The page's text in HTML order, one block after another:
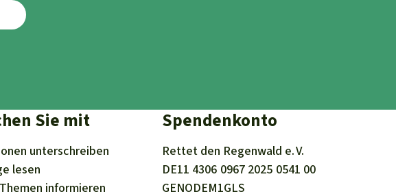
Sie mit
unterschreiben
lesen
Themen informieren
Spendenkonto
Rettet den Regenwald e. V.
DE11 4306 0967 2025 0541 00
GENODEM1GLS